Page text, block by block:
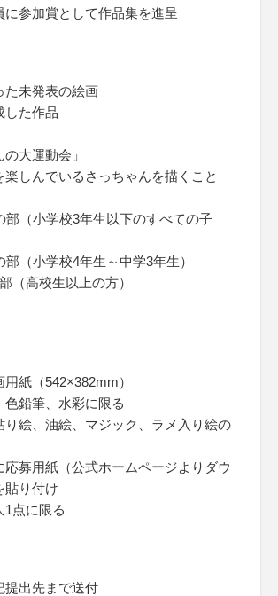
参加賞として作品集を進呈
た未発表の絵画
た作品
の大運動会」
しんでいるさっちゃんを描くこと
部（小学校3年生以下のすべての子
部（小学校4年生～中学3年生）
（高校生以上の方）
紙（542×382mm）
鉛筆、水彩に限る
絵、油絵、マジック、ラメ入り絵の
募用紙（公式ホームページよりダウ
貼り付け
点に限る
提出先まで送付